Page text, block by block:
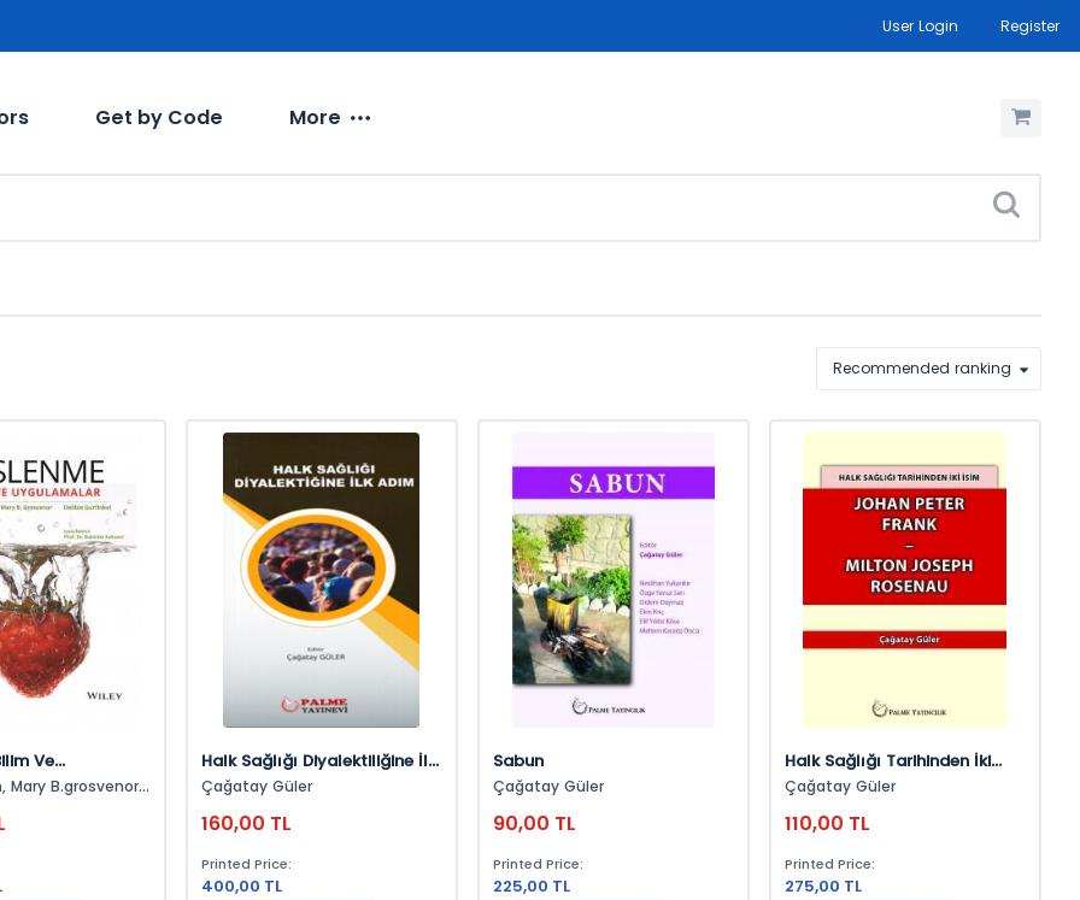
User Login Register
Get by Code More
Recommended ranking
Ve
Halk Sağlığı Diyalektiliğine İlk
Adım
Çağatay Güler
160,00 TL
Printed Price:
400,00 TL
Sabun
Çağatay Güler
90,00 TL
Printed Price:
225,00 TL
Halk Sağlığı Tarihinden İki
İsim : Johan Peter Frank -
Çağatay Güler
110,00 TL
Printed Price:
275,00 TL